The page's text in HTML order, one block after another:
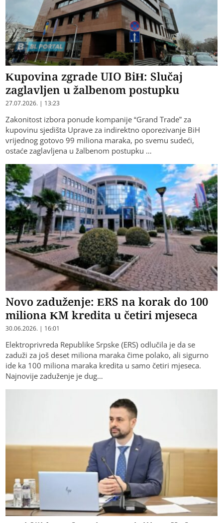
Kupovina zgrade UIO BiH: Slučaj
zaglavljen u žalbenom postupku
27.07.2026. | 13:23
Zakonitost izbora ponude kompanije “Grand Trade” za
kupovinu sjedišta Uprave za indirektno oporezivanje BiH
vrijednog gotovo 99 miliona maraka, po svemu sudeći,
ostaće zaglavljena u žalbenom postupku …
Novo zaduženje: ERS na korak do 100
miliona KM kredita u četiri mjeseca
30.06.2026. | 16:01
Elektroprivreda Republike Srpske (ERS) odlučila je da se
zaduži za još deset miliona maraka čime polako, ali sigurno
ide ka 100 miliona maraka kredita u samo četiri mjeseca.
Najnovije zaduženje je dug…